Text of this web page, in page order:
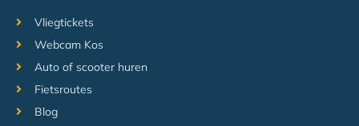
Vliegtickets
Webcam Kos
Auto of scooter huren
Fietsroutes
Blog